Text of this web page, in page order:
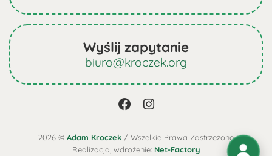
Wyślij zapytanie
biuro@kroczek.org
2026 © Adam Kroczek / Wszelkie Prawa Zastrzeżone
Realizacja, wdrożenie: Net-Factory